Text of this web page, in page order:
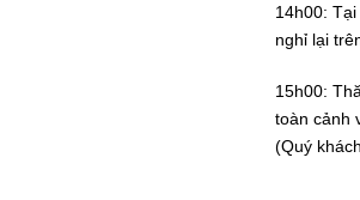
14h00: Tại
nghỉ lại
15h00:
toàn cảnh
(Quý